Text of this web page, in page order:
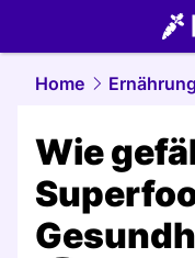
food.
Home
Wie